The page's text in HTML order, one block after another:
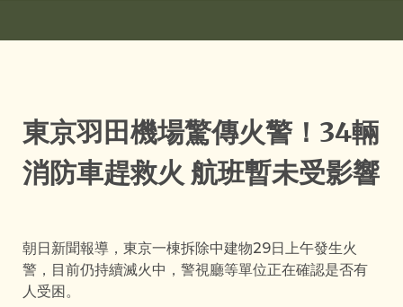
東京羽田機場驚傳火警！34輛
消防車趕救火 航班暫未受影響
朝日新聞報導，東京一棟拆除中建物29日上午發生火
警，目前仍持續滅火中，警視廳等單位正在確認是否有
人受困。